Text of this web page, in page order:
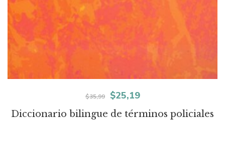
Diccionario bilingue de términos policiales
$35,99
El
precio
$25,19El
precio